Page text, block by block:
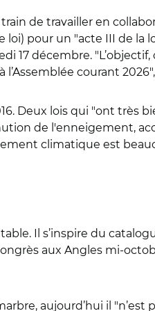
de travailler en
pour un "acte III de la
17 décembre.
courant
Deux lois qui "ont très
de l'enneigement,
climatique est
Il s’inspire du
aux Angles mi-
aujourd’hui il